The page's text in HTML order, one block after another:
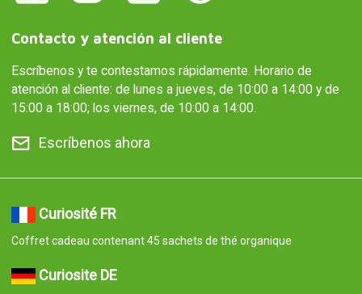
Contacto y atención al cliente
Escríbenos y te contestamos rápidamente. Horario de
atención al cliente: de lunes a jueves, de 10:00 a 14:00 y de
15:00 a 18:00; los viernes, de 10:00 a 14:00.
Escríbenos ahora
Curiosité FR
Coffret cadeau contenant 45 sachets de thé organique
Curiosite DE